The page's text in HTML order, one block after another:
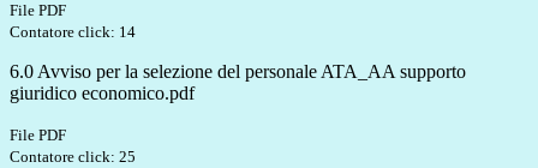
File PDF
Contatore click: 14
6.0 Avviso per la selezione del personale ATA_AA supporto
giuridico economico.pdf
File PDF
Contatore click: 25